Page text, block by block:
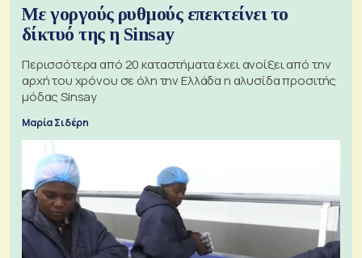
Με γοργούς ρυθμούς επεκτείνει το
δίκτυό της η Sinsay
Περισσότερα από 20 καταστήματα έχει ανοίξει από την
αρχή του χρόνου σε όλη την Ελλάδα η αλυσίδα προσιτής
μόδας Sinsay
Μαρία Σιδέρη